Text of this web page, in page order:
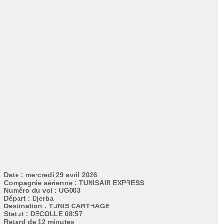
Date : mercredi 29 avril 2026
Compagnie aérienne : TUNISAIR EXPRESS
Numéro du vol : UG003
Départ : Djerba
Destination : TUNIS CARTHAGE
Statut : DECOLLE 08:57
Retard de 12 minutes